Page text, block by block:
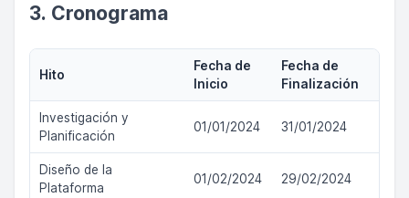
3. Cronograma
Hito
Fecha de
Inicio
Fecha de
Finalización
Investigación y
Planificación
01/01/2024 31/01/2024
Diseño de la
Plataforma
01/02/2024 29/02/2024